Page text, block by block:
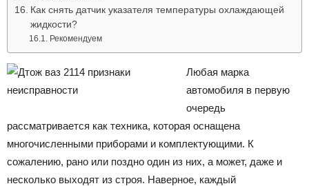
Как снять датчик указателя температуры охлаждающей
жидкости?
Рекомендуем
Любая марка
автомобиля в первую
очередь
рассматривается как техника, которая оснащена
многочисленными приборами и комплектующими. К
сожалению, рано или поздно один из них, а может, даже и
несколько выходят из строя. Наверное, каждый